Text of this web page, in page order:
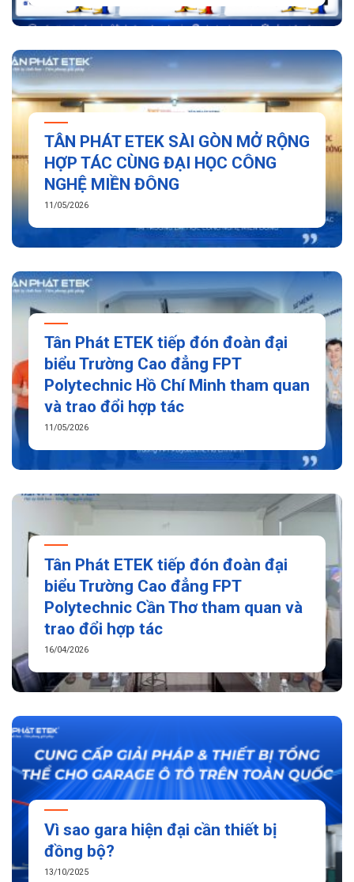
TÂN PHÁT ETEK SÀI GÒN MỞ RỘNG
HỢP TÁC CÙNG ĐẠI HỌC CÔNG
NGHỆ MIỀN ĐÔNG
11/05/2026
Tân Phát ETEK tiếp đón đoàn đại
biểu Trường Cao đẳng FPT
Polytechnic Hồ Chí Minh tham quan
và trao đổi hợp tác
11/05/2026
Tân Phát ETEK tiếp đón đoàn đại
biểu Trường Cao đẳng FPT
Polytechnic Cần Thơ tham quan và
trao đổi hợp tác
16/04/2026
Vì sao gara hiện đại cần thiết bị
đồng bộ?
13/10/2025